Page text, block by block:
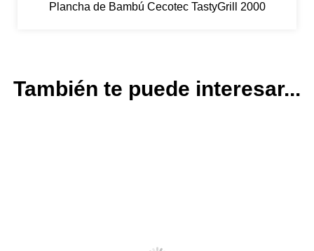
Plancha de Bambú Cecotec TastyGrill 2000
También te puede interesar...